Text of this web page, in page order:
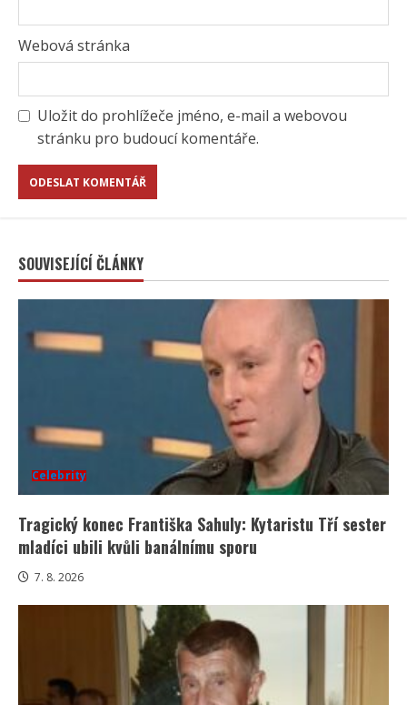
Webová stránka
Uložit do prohlížeče jméno, e-mail a webovou
stránku pro budoucí komentáře.
SOUVISEJÍCÍ ČLÁNKY
Celebrity
Tragický konec Františka Sahuly: Kytaristu Tří sester
mladíci ubili kvůli banálnímu sporu
7. 8. 2026